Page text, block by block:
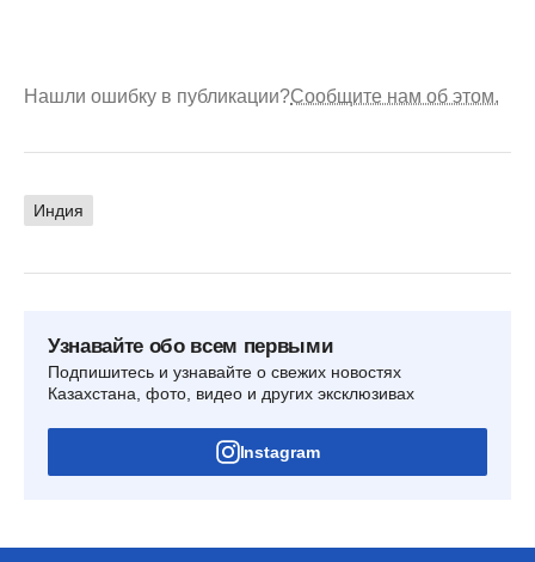
Нашли ошибку в публикации?Сообщите нам об этом.
Индия
Узнавайте обо всем первыми
Подпишитесь и узнавайте о свежих новостях
Казахстана, фото, видео и других эксклюзивах
Instagram